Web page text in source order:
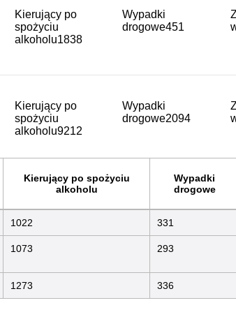
Kierujący po
spożyciu
alkoholu1838
Wypadki
drogowe451
Kierujący po
spożyciu
alkoholu9212
Wypadki
drogowe2094
Kierujący po spożyciu
alkoholu
Wypadki
drogowe
1022 331
1073 293
1273 336